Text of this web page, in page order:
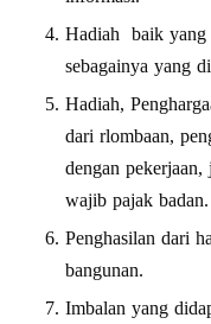
Hadiah baik yang
sebagainya yang
Hadiah,
dari rlombaan,
dengan
wajib pajak badan.
Penghasilan dari
bangunan.
Imbalan yang